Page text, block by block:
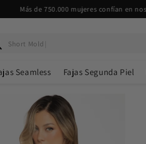
de 750.000 mujeres confían en nosotros
Short Moldeador Seamless |
Seamless Fajas Segunda Piel